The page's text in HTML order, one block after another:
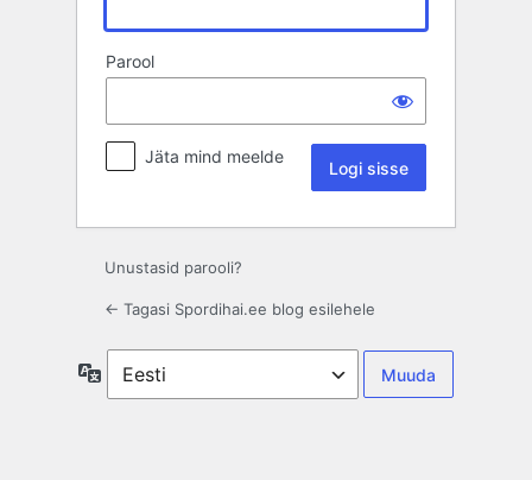
Parool
Jäta mind meelde
Unustasid parooli?
← Tagasi Spordihai.ee blog esilehele
Keel